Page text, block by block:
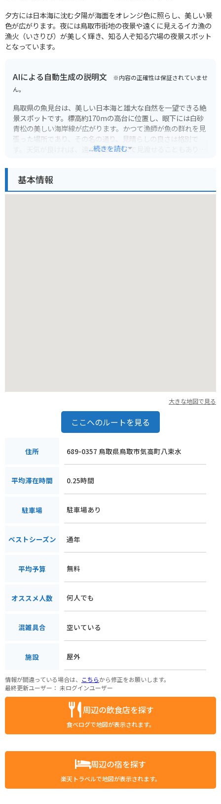
夕方には日本海に沈む夕陽が海面をオレンジ色に照らし、美しい景
色が広がります。夜には鳥取市街地の夜景や遠くに見えるイカ漁の
漁火（いさりび）が美しく輝き、知る人ぞ知る穴場の夜景スポット
となっています。
AIによる自動生成の説明文 ※内容の正確性は保証されていませ
ん。
鳥取県の魚見台は、美しい日本海と雄大な自然を一望できる絶
景スポットです。標高約170mの高台に位置し、眼下には白砂
青松の美しい海岸線が広がります。かつて漁師が魚の群れを見
張った場所であり、その名の通り、見晴らしの良さは格別で
す。天気が良ければ、遠く隠岐の島まで見渡せることもありま
魚見台へは、車でのアクセスが便利です。駐車場も完備されて
...続きを読む
基本情報
大きな地図で見る
ここへのルートを見る
住所 689-0357 鳥取県鳥取市気高町八束水
平均滞在時間 0.25時間
駐車場 駐車場あり
ベストシーズン 通年
平均予算 無料
オススメ人数 何人でも
混雑具合 空いている
施設 屋外
情報が間違っている場合は、 こちらから修正をお願いします。
最終更新ユーザー： 未ログインユーザー
周辺の飲食店を探す
食べログで地図が表示されます。
周辺の宿を探す
楽天トラベルで地図が表示されます。